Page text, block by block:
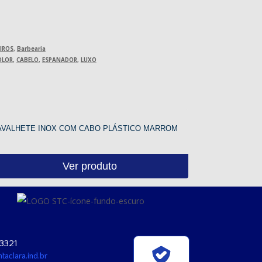
, Barbearia
, CABELO, ESPANADOR, LUXO
INOX COM CABO PLÁSTICO MARROM
Ver produto